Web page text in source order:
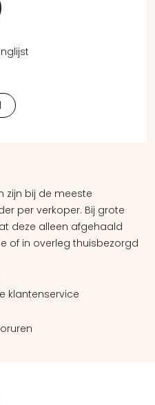
zijn bij de meeste
per verkoper. Bij grote
deze alleen afgehaald
of in overleg thuisbezorgd
klantenservice